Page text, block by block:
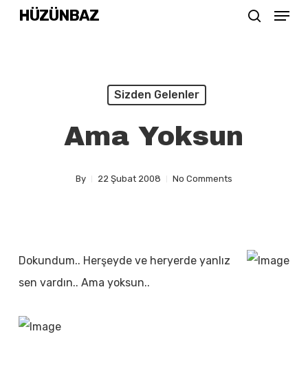
SkipHÜZÜNBAZ Menu
Sizden Gelenler
Ama Yoksun
By 22 Şubat 2008 No Comments
Dokundum.. Herşeyde ve heryerde yanlız
sen vardın.. Ama yoksun..